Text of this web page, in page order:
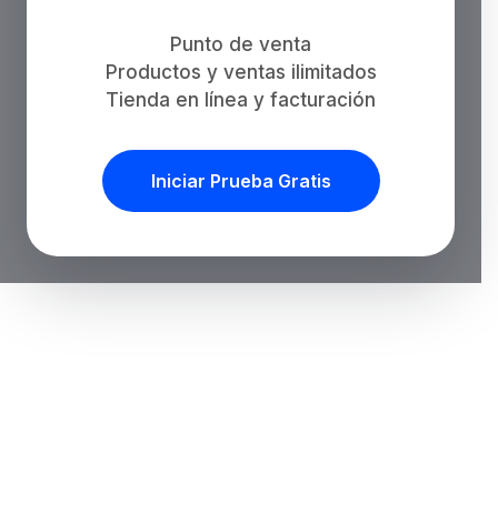
Punto de venta
Productos y ventas ilimitados
Tienda en línea y facturación
Iniciar Prueba Gratis